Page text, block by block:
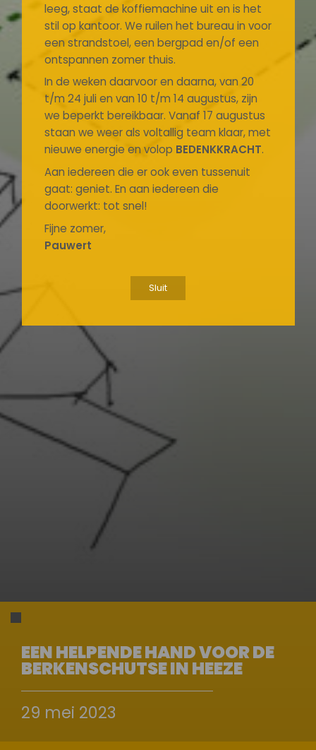
EEN HELPENDE HAND VOOR DE
BERKENSCHUTSE IN HEEZE
29 mei 2023
leeg, staat de koffiemachine uit en is het
stil op kantoor. We ruilen het bureau in voor
een strandstoel, een bergpad en/of een
ontspannen zomer thuis.
In de weken daarvoor en daarna, van 20
t/m 24 juli en van 10 t/m 14 augustus, zijn
we beperkt bereikbaar. Vanaf 17 augustus
staan we weer als voltallig team klaar, met
nieuwe energie en volop BEDENKKRACHT.
Aan iedereen die er ook even tussenuit
gaat: geniet. En aan iedereen die
doorwerkt: tot snel!
Fijne zomer,
Pauwert
Sluit